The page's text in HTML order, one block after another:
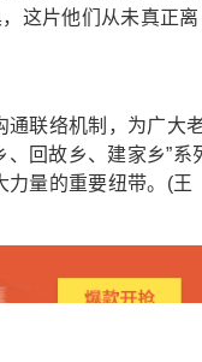
这片他们从未真正离
联络机制，为广大
回故乡、建家乡”系
量的重要纽带。(王